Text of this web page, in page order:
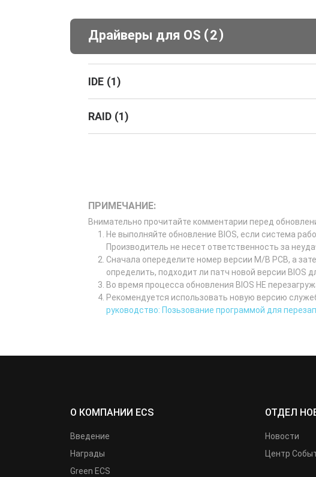
Драйверы для ОS (2)
IDE (1)
RAID (1)
ПРИМЕЧАНИЕ:
Внимательно прочитайте комментарии перед
Не выполняйте обновление BIOS, если система
Производитель не несет ответственность за
Сначала опеределите номер версии M/B PCB, а
определить, подходит ли патч новой версии BIOS
Во время процесса обновления BIOS НЕ
Рекомендуется использовать новую версию
руководство: Позьзование программой для
О КОМПАНИИ ECS
Введение
Награды
Green ECS
ОТДЕЛ
Новости
Центр